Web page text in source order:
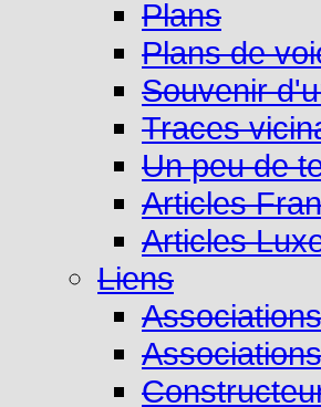
Plans
Plans de
Souvenir
Traces
Un peu de
Articles
Articles
Liens